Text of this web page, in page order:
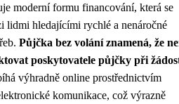
moderní formu financování, která se
lidmi hledajícími rychlé a nenáročné
Půjčka bez volání znamená, že
poskytovatele půjčky při
výhradně online prostřednictvím
komunikace, což výrazně